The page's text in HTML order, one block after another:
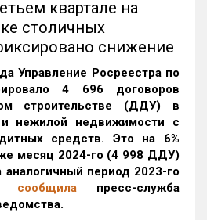
квартале на
столичных
снижение
Управление Росреестра по
4 696 договоров
строительстве (ДДУ) в
нежилой недвижимости с
средств. Это на 6%
месяц 2024-го (4 998 ДДУ)
период 2023-го
сообщила пресс-служба